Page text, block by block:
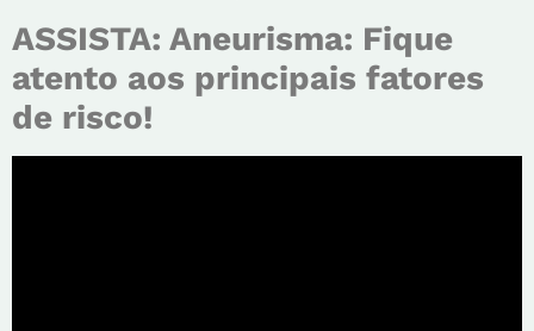
ASSISTA: Aneurisma: Fique
atento aos principais fatores
de risco!